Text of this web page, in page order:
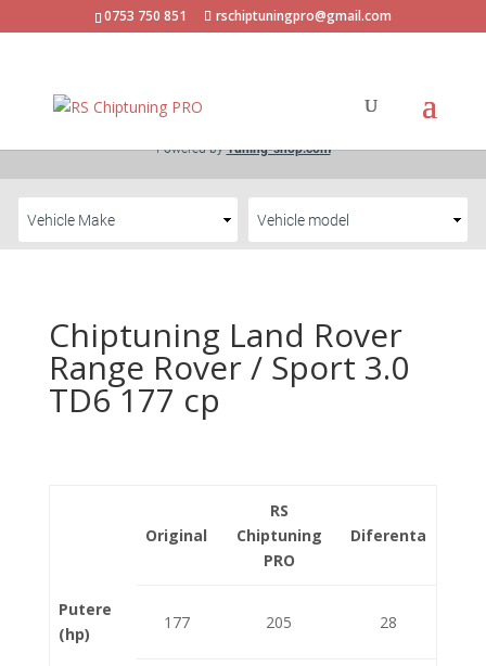
0753 750 851 rschiptuningpro@gmail.com
Chiptuning Land Rover
Range Rover / Sport 3.0
TD6 177 cp
Original
RS
Chiptuning
PRO
Diferenta
Putere
(hp)
177 205 28